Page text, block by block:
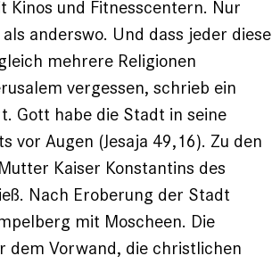
Kinos und Fitnesscentern. Nur
anderswo. Und dass jeder diese
mehrere Religionen
vergessen, schrieb ein
Gott habe die Stadt in seine
Augen (Jesaja 49,16). Zu den
Kaiser Konstantins des
Nach Er­oberung der Stadt
mit Moscheen. Die
dem Vorwand, die christlichen